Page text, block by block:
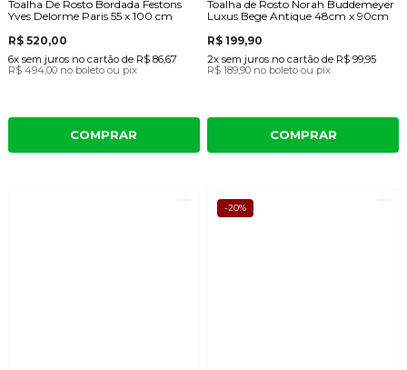
Toalha De Rosto Bordada Festons
Yves Delorme Paris 55 x 100 cm
R$ 520,00
6x sem juros no cartãode R$ 86,67
R$ 494,00 no boleto ou pix
COMPRAR
Toalha de Rosto Norah Buddemeyer
Luxus Bege Antique 48cm x 90cm
R$ 199,90
2x sem juros no cartão de R$ 99,95
R$ 189,90 no boleto ou pix
COMPRAR
-20%